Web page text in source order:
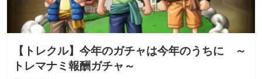
【トレクル】今年のガチャは今年のうちに ～
トレマナミ報酬ガチャ～